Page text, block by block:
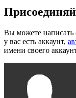
Вы можете написать
у вас есть аккаунт,
имени своего